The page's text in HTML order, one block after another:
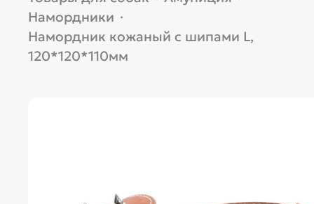
Намордники ·
Намордник кожаный с шипами L,
120*120*110мм